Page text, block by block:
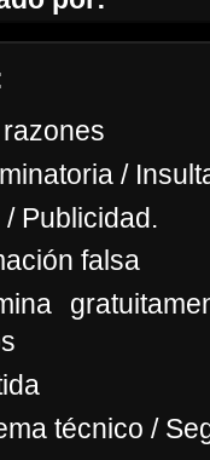
/
/ Publicidad.
falsa
técnico /